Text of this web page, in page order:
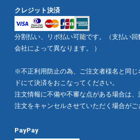
クレジット決済
分割払い、リボ払い可能です。（支払い
会社によって異なります。 ）
※不正利用防止の為、ご注文者様名と同じ
ドにて決済をおこなってください。
注文情報に不備や不審な点がある場合は
注文をキャンセルさせていただく場合がご
PayPay